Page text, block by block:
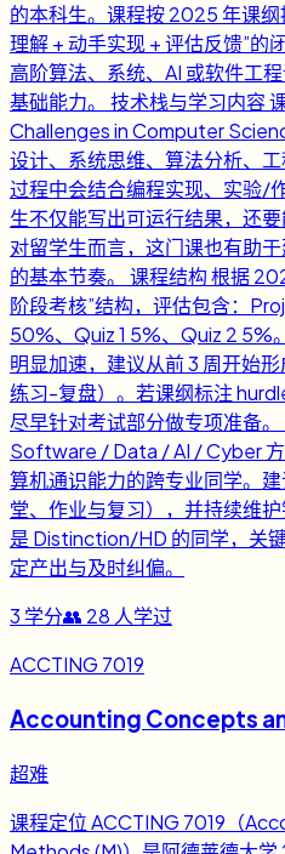
的本科生。课程按 2025 年课
理解 + 动手实现 + 评估反馈”的
高阶算法、系统、AI 或软件工
基础能力。 技术栈与学习内容
Challenges in Computer
设计、系统思维、算法分析、
过程中会结合编程实现、实验/
生不仅能写出可运行结果，还
对留学生而言，这门课也有助
的基本节奏。 课程结构 根据
阶段考核”结构，评估包含：
50%、Quiz 1 5%、Quiz 2 5%
明显加速，建议从前 3 周开始
练习-复盘）。若课纲标注
尽早针对考试部分做专项准备
Software / Data / AI / Cyber
算机通识能力的跨专业同学。
堂、作业与复习），并持续维
是 Distinction/HD 的同学，关
定产出与及时纠偏。
3 学分👥 28 人学过
ACCTING 7019
Accounting Concepts
超难
课程定位 ACCTING 7019（